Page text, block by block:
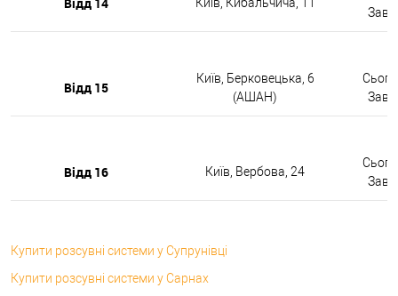
Відд 14 Київ, Кибальчича, 11
Відд 15
Київ, Берковецька, 6
(АШАН)
Відд 16 Київ, Вербова, 24
Купити розсувні системи у Супрунівці
Купити розсувні системи у Сарнах